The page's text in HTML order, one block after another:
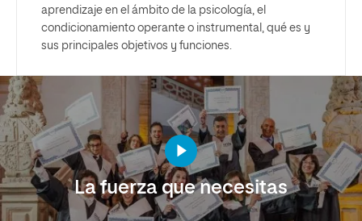
aprendizaje en el ámbito de la psicología, el
condicionamiento operante o instrumental, qué es y
sus principales objetivos y funciones.
La fuerza que necesitas